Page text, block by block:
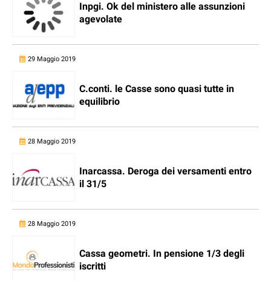
Inpgi. Ok del ministero alle assunzioni
agevolate
29 Maggio 2019
C.conti. le Casse sono quasi tutte in
equilibrio
28 Maggio 2019
Inarcassa. Deroga dei versamenti entro
il 31/5
28 Maggio 2019
Cassa geometri. In pensione 1/3 degli
iscritti